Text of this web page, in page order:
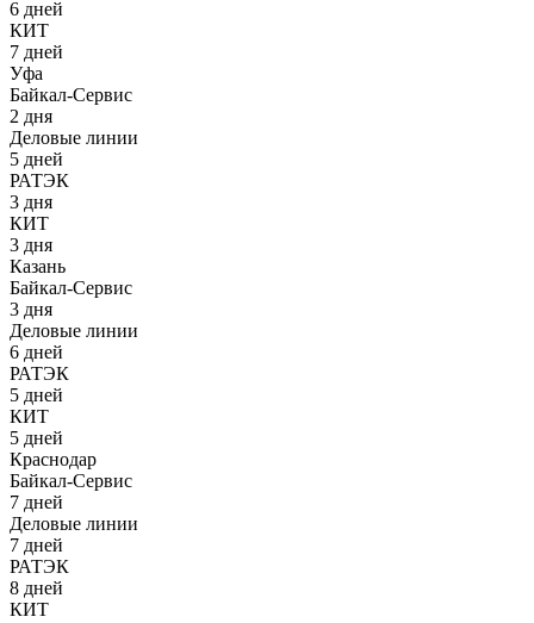
6 дней
КИТ
7 дней
Уфа
Байкал-Сервис
2 дня
Деловые линии
5 дней
РАТЭК
3 дня
КИТ
3 дня
Казань
Байкал-Сервис
3 дня
Деловые линии
6 дней
РАТЭК
5 дней
КИТ
5 дней
Краснодар
Байкал-Сервис
7 дней
Деловые линии
7 дней
РАТЭК
8 дней
КИТ